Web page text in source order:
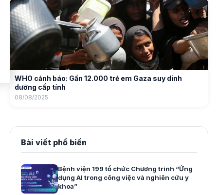
WHO cảnh báo: Gần 12.000 trẻ em Gaza suy dinh
dưỡng cấp tính
08/08/2025
Bài viết phổ biến
Bệnh viện 199 tổ chức Chương trình “Ứng
dụng AI trong công việc và nghiên cứu y
khoa”